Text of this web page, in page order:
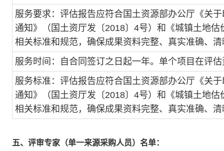
服务要求：评估报告应符合国土资源部办公厅《关
通知》（国土资厅发〔2018〕4号）和《城镇土地
相关标准和规范，确保成果资料完整、真实准确、
服务时间：自合同签订之日起一年。单个项目在评
服务标准：评估报告应符合国土资源部办公厅《关
通知》（国土资厅发〔2018〕4号）和《城镇土地
相关标准和规范，确保成果资料完整、真实准确、
五、评审专家（单一来源采购人员）名单：